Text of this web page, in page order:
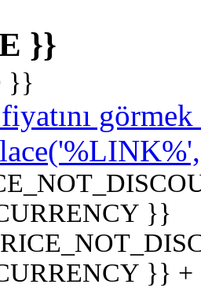
}}
}}
}}
}}